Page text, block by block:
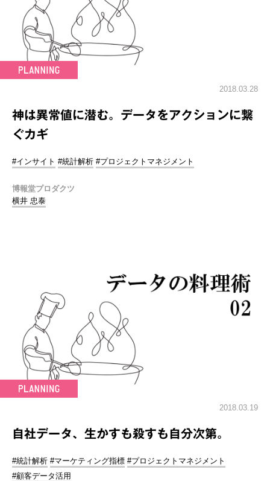
2018.03.28
神は異常値に潜む。データをアクションに繋
ぐカギ
#インサイト #統計解析 #プロジェクトマネジメント
博報堂プロダクツ
横井 忠泰
2018.03.19
自社データ、生かすも殺すも自分次第。
#統計解析 #マーケティング指標 #プロジェクトマネジメント
#顧客データ活用